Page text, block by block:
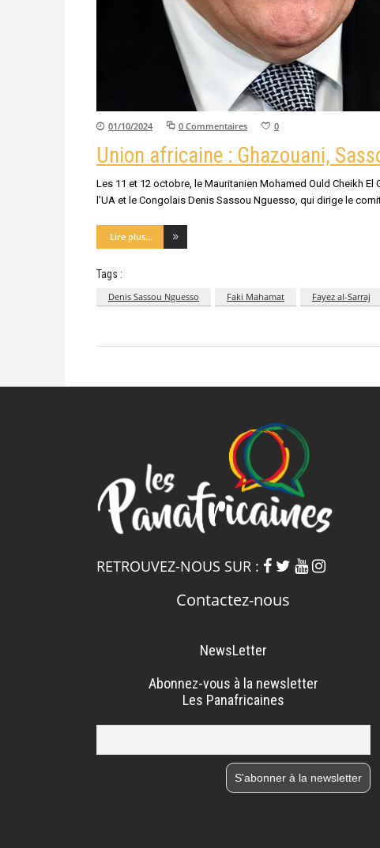
01/10/2024 0 Commentaires 0
Union africaine : Ghazouani,
Les 11 et 12 octobre, le Mauritanien Mohamed Ould Cheikh
l’UA et le Congolais Denis Sassou Nguesso, qui dirige le
Lire plus...
Tags :
Denis Sassou Nguesso Faki Mahamat Fayez al-Sarraj
RETROUVEZ-NOUS SUR :
Contactez-nous
NewsLetter
Abonnez-vous à la newsletter
Les Panafricaines